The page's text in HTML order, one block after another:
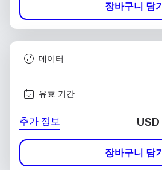
장바구니 담기
데이터
유효 기간
추가 정보 USD
장바구니 담기